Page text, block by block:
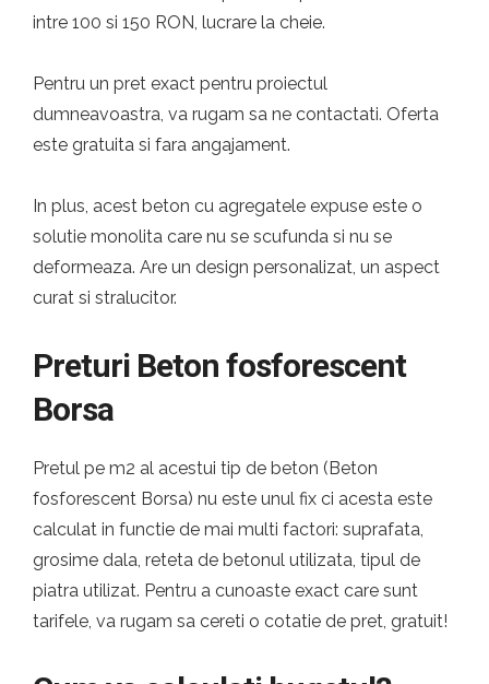
intre 100 si 150 RON, lucrare la cheie.
Pentru un pret exact pentru proiectul
dumneavoastra, va rugam sa ne contactati. Oferta
este gratuita si fara angajament.
In plus, acest beton cu agregatele expuse este o
solutie monolita care nu se scufunda si nu se
deformeaza. Are un design personalizat, un aspect
curat si stralucitor.
Preturi Beton fosforescent
Borsa
Pretul pe m2 al acestui tip de beton (Beton
fosforescent Borsa) nu este unul fix ci acesta este
calculat in functie de mai multi factori: suprafata,
grosime dala, reteta de betonul utilizata, tipul de
piatra utilizat. Pentru a cunoaste exact care sunt
tarifele, va rugam sa cereti o cotatie de pret, gratuit!